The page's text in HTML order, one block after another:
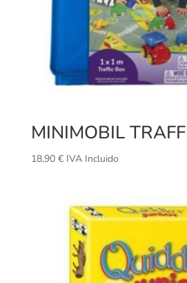
MINIMOBIL
18,90 € IVA Incluido